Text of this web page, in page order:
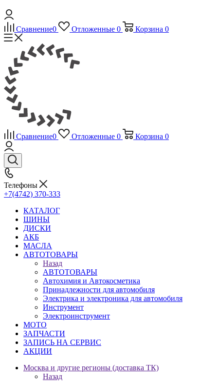
Сравнение0 Отложенные 0 Корзина 0
Сравнение0 Отложенные 0 Корзина 0
Телефоны
+7(4742) 370-333
КАТАЛОГ
ШИНЫ
ДИСКИ
АКБ
МАСЛА
АВТОТОВАРЫ
Назад
АВТОТОВАРЫ
Автохимия и Автокосметика
Принадлежности для автомобиля
Электрика и электроника для автомобиля
Инструмент
Электроинструмент
МОТО
ЗАПЧАСТИ
ЗАПИСЬ НА СЕРВИС
АКЦИИ
Москва и другие регионы (доставка ТК)
Назад